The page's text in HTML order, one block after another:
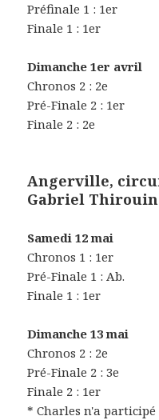
Préfinale 1 : 1er
Finale 1 : 1er
Dimanche 1er avril
Chronos 2 : 2e
Pré-Finale 2 : 1er
Finale 2 : 2e
Angerville,
Gabriel Thirouin
Samedi 12 mai
Chronos 1 : 1er
Pré-Finale 1 : Ab.
Finale 1 : 1er
Dimanche 13 mai
Chronos 2 : 2e
Pré-Finale 2 : 3e
Finale 2 : 1er
* Charles n'a